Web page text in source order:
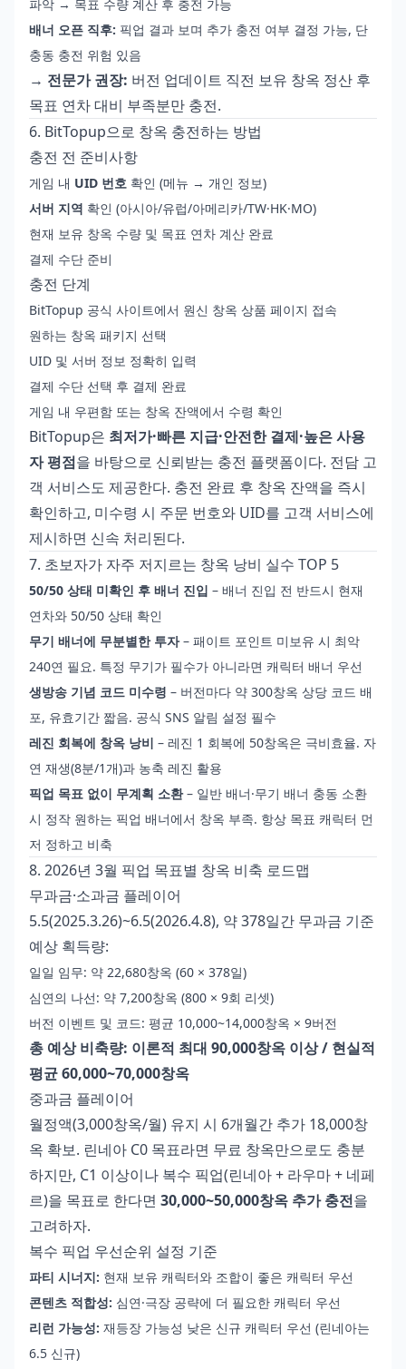
파악 → 목표 수량 계산 후 충전 가능
배너 오픈 직후: 픽업 결과 보며 추가 충전 여부 결정 가능, 단
충동 충전 위험 있음
→ 전문가 권장: 버전 업데이트 직전 보유 창옥 정산 후
목표 연차 대비 부족분만 충전.
6. BitTopup으로 창옥 충전하는 방법
충전 전 준비사항
게임 내 UID 번호 확인 (메뉴 → 개인 정보)
서버 지역 확인 (아시아/유럽/아메리카/TW·HK·MO)
현재 보유 창옥 수량 및 목표 연차 계산 완료
결제 수단 준비
충전 단계
BitTopup 공식 사이트에서 원신 창옥 상품 페이지 접속
원하는 창옥 패키지 선택
UID 및 서버 정보 정확히 입력
결제 수단 선택 후 결제 완료
게임 내 우편함 또는 창옥 잔액에서 수령 확인
BitTopup은 최저가·빠른 지급·안전한 결제·높은 사용
자 평점을 바탕으로 신뢰받는 충전 플랫폼이다. 전담 고
객 서비스도 제공한다. 충전 완료 후 창옥 잔액을 즉시
확인하고, 미수령 시 주문 번호와 UID를 고객 서비스에
제시하면 신속 처리된다.
7. 초보자가 자주 저지르는 창옥 낭비 실수 TOP 5
50/50 상태 미확인 후 배너 진입 – 배너 진입 전 반드시 현재
연차와 50/50 상태 확인
무기 배너에 무분별한 투자– 패이트 포인트 미보유 시 최악
240연 필요. 특정 무기가 필수가 아니라면 캐릭터 배너 우선
생방송 기념 코드 미수령 – 버전마다 약 300창옥 상당 코드 배
포, 유효기간 짧음. 공식 SNS 알림 설정 필수
레진 회복에 창옥 낭비 – 레진 1 회복에 50창옥은 극비효율. 자
연 재생(8분/1개)과 농축 레진 활용
픽업 목표 없이 무계획 소환– 일반 배너·무기 배너 충동 소환
시 정작 원하는 픽업 배너에서 창옥 부족. 항상 목표 캐릭터 먼
저 정하고 비축
8. 2026년 3월 픽업 목표별 창옥 비축 로드맵
무과금·소과금 플레이어
5.5(2025.3.26)~6.5(2026.4.8), 약 378일간 무과금 기준
예상 획득량:
일일 임무: 약 22,680창옥 (60 × 378일)
심연의 나선: 약 7,200창옥 (800 × 9회 리셋)
버전 이벤트 및 코드: 평균 10,000~14,000창옥 × 9버전
총 예상 비축량: 이론적 최대 90,000창옥 이상 / 현실적
평균 60,000~70,000창옥
중과금 플레이어
월정액(3,000창옥/월) 유지 시 6개월간 추가 18,000창
옥 확보. 린네아 C0 목표라면 무료 창옥만으로도 충분
하지만, C1 이상이나 복수 픽업(린네아 + 라우마 + 네페
르)을 목표로 한다면 30,000~50,000창옥 추가 충전을
고려하자.
복수 픽업 우선순위 설정 기준
파티 시너지: 현재 보유 캐릭터와 조합이 좋은 캐릭터 우선
콘텐츠 적합성: 심연·극장 공략에 더 필요한 캐릭터 우선
리런 가능성: 재등장 가능성 낮은 신규 캐릭터 우선 (린네아는
6.5 신규)